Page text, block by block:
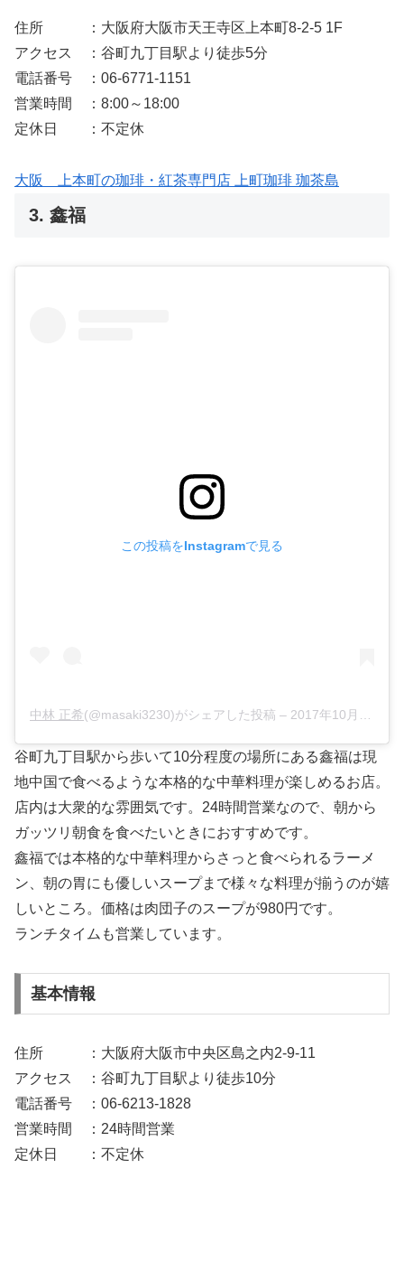
住所 ：大阪府大阪市天王寺区上本町8-2-5 1F
アクセス ：谷町九丁目駅より徒歩5分
電話番号 ：06-6771-1151
営業時間 ：8:00～18:00
定休日 ：不定休
大阪 上本町の珈琲・紅茶専門店 上町珈琲 珈茶島
3. 鑫福
この投稿をInstagramで見る
中林 正希(@masaki3230)がシェアした投稿 – 2017年10月月26日午後9時07分PDT
谷町九丁目駅から歩いて10分程度の場所にある鑫福は現
地中国で食べるような本格的な中華料理が楽しめるお店。
店内は大衆的な雰囲気です。24時間営業なので、朝から
ガッツリ朝食を食べたいときにおすすめです。
鑫福では本格的な中華料理からさっと食べられるラーメ
ン、朝の胃にも優しいスープまで様々な料理が揃うのが嬉
しいところ。価格は肉団子のスープが980円です。
ランチタイムも営業しています。
基本情報
住所 ：大阪府大阪市中央区島之内2-9-11
アクセス ：谷町九丁目駅より徒歩10分
電話番号 ：06-6213-1828
営業時間 ：24時間営業
定休日 ：不定休